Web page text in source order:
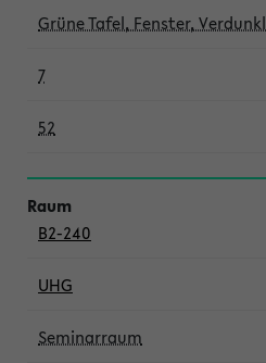
Grüne Tafel, Fenster,
7
52
B2-240
UHG
Seminarraum